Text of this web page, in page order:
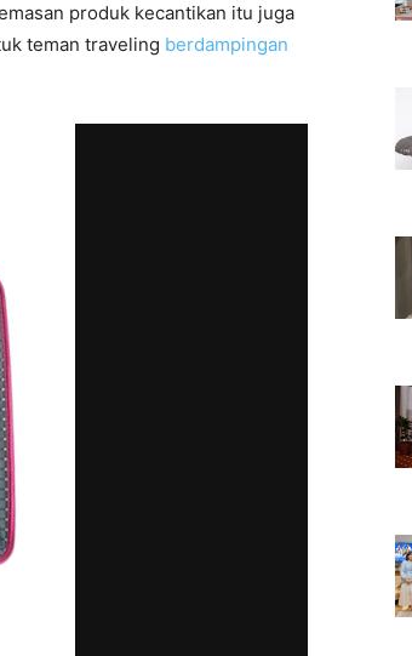
produk kecantikan itu juga
teman traveling berdampingan